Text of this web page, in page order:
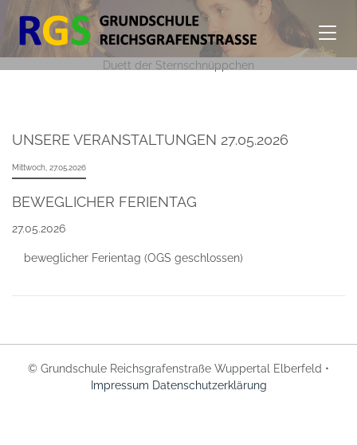
Duett der Sternschnüppchen
UNSERE VERANSTALTUNGEN 27.05.2026
Mittwoch, 27.05.2026
BEWEGLICHER FERIENTAG
27.05.2026
beweglicher Ferientag (OGS geschlossen)
© Grundschule Reichsgrafenstraße Wuppertal Elberfeld •
Impressum Datenschutzerklärung